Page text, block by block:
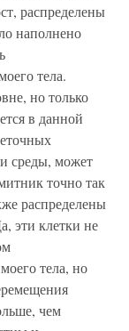
распределены
наполнено
тела.
но только
в данной
среды, может
точно так
распределены
эти клетки не
тела, но
чем